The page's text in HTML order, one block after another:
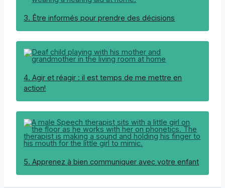
3. Être informés pour prendre des décisions
4. Agir et réagir : il est temps de me mettre en
action!
5. Apprenez à bien communiquer avec votre enfant